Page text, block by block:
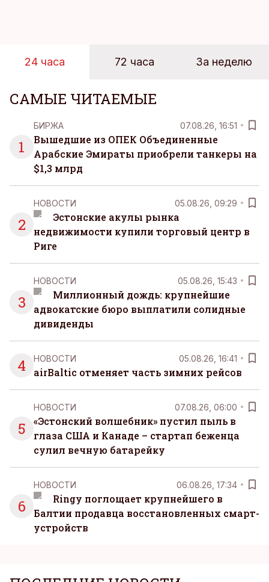
человека. Поэтому от отдыха все чаще ждут не
чаще люди ищут возможность просто быть здесь
и сейчас — без необходимости все
организовывать, планировать и за все отвечать
самостоятельно.
24 часа 72 часа За неделю
САМЫЕ ЧИТАЕМЫЕ
1
БИРЖА 07.08.26, 16:51
Вышедшие из ОПЕК Объединенные
Арабские Эмираты приобрели танкеры на
$1,3 млрд
2
НОВОСТИ 05.08.26, 09:29
Эстонские акулы рынка
недвижимости купили торговый центр в
Риге
3
НОВОСТИ 05.08.26, 15:43
Миллионный дождь: крупнейшие
адвокатские бюро выплатили солидные
дивиденды
4 НОВОСТИ 05.08.26, 16:41
airBaltic отменяет часть зимних рейсов
5
НОВОСТИ 07.08.26, 06:00
«Эстонский волшебник» пустил пыль в
глаза США и Канаде – стартап беженца
сулил вечную батарейку
6
НОВОСТИ 06.08.26, 17:34
Ringy поглощает крупнейшего в
Балтии продавца восстановленных смарт-
устройств